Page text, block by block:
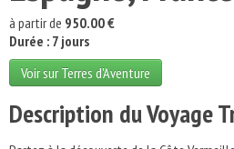
à partir de 950.00 €
Durée : 7 jours
Voir sur Terres d'Aventure
Description du Voyage